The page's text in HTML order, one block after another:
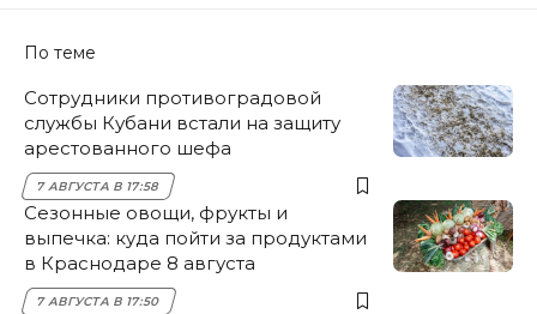
По теме
Сотрудники противоградовой
службы Кубани встали на защиту
арестованного шефа
7 АВГУСТА В 17:58
Сезонные овощи, фрукты и
выпечка: куда пойти за продуктами
в Краснодаре 8 августа
7 АВГУСТА В 17:50